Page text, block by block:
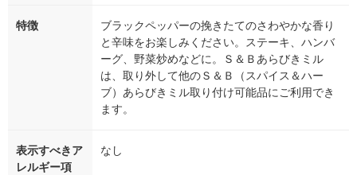
特徴
ブラックペッパーの挽きたてのさわやかな香り
と辛味をお楽しみください。ステーキ、ハンバ
ーグ、野菜炒めなどに。Ｓ＆Ｂあらびきミル
は、取り外して他のＳ＆Ｂ（スパイス＆ハー
ブ）あらびきミル取り付け可能品にご利用でき
ます。
表示すべきア
レルギー項
なし